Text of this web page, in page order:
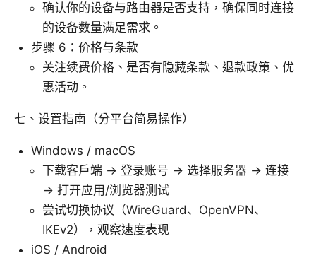
确认你的设备与路由器是否支持，确保同时连接
的设备数量满足需求。
步骤 6：价格与条款
关注续费价格、是否有隐藏条款、退款政策、优
惠活动。
七、设置指南（分平台简易操作）
Windows / macOS
下载客户端 → 登录账号 → 选择服务器 → 连接
→ 打开应用/浏览器测试
尝试切换协议（WireGuard、OpenVPN、
IKEv2），观察速度表现
iOS / Android